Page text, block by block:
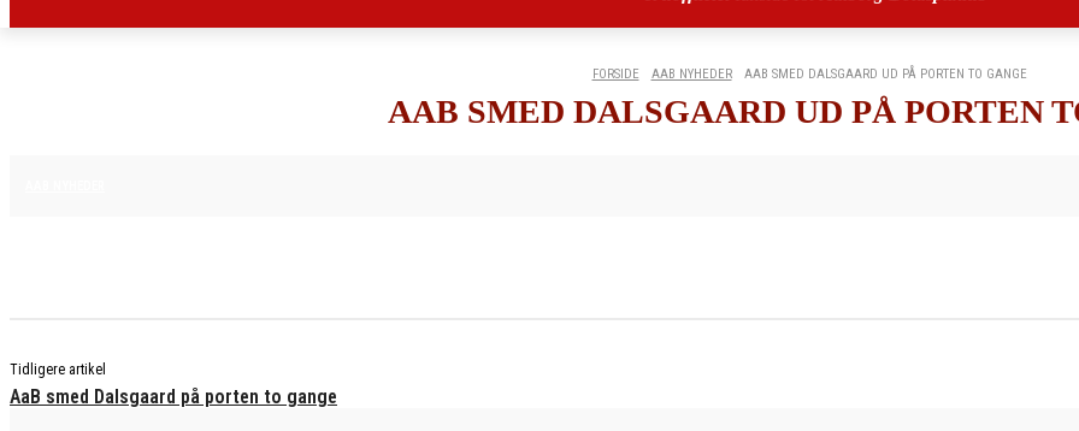
FORSIDE AAB NYHEDER AAB SMED DALSGAARD UD PÅ PORTEN TO GANGE
AAB SMED DALSGAARD UD PÅ PORTEN
Tidligere artikel
AaB smed Dalsgaard på porten to gange